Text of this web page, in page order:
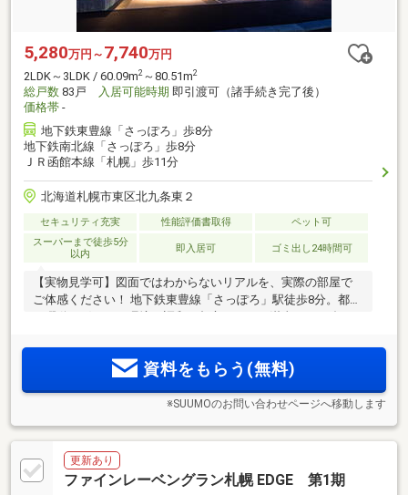
5,280万円～ 7,740万円
2LDK～3LDK / 60.09m2 ～80.51m2
総戸数 83戸 入居可能時期 即引渡可（諸手続き完了後）
価格帯 -
地下鉄東豊線「さっぽろ」歩8分
地下鉄南北線「さっぽろ」歩8分
ＪＲ函館本線「札幌」歩11分
北海道札幌市東区北九条東２
セキュリティ充実 性能評価書取得
ペット可
スーパーまで徒歩5分
以内
即入居可 ゴミ出し24時間可
【実物見学可】図面ではわからないリアルを、実際の部屋で
ご体感ください！ 地下鉄東豊線「さっぽろ」駅徒歩8分。都心
資料をもらう(無料)
※SUUMOのお問い合わせページへ移動します
更新あり
ファインレーベングラン札幌 EDGE 第1期